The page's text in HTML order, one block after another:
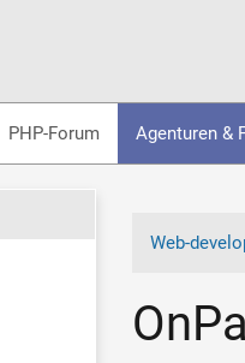
PHP-Forum Agenturen &
Web-